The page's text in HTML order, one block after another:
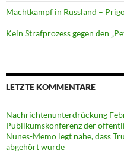
Machtkampf in Russland –
Kein Strafprozess gegen den
LETZTE KOMMENTARE
Nachrichtenunterdrückung
Publikumskonferenz der
Nunes-Memo legt nahe, dass
abgehört wurde